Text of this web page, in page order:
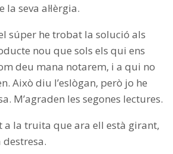
la seva al·lèrgia.
súper he trobat la solució als
nou que sols els qui ens
deu mana notarem, i a qui no
Això diu l’eslògan, però jo he
M’agraden les segones lectures.
a la truita que ara ell està girant,